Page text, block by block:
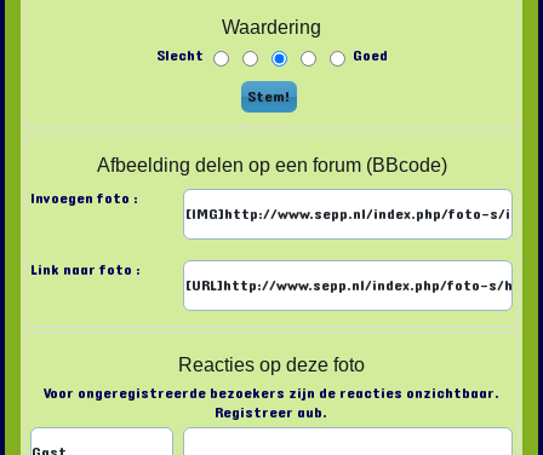
Waardering
Slecht Goed
Afbeelding delen op een forum (BBcode)
Invoegen foto :
Link naar foto :
Reacties op deze foto
Voor ongeregistreerde bezoekers zijn de reacties onzichtbaar.
Registreer aub.